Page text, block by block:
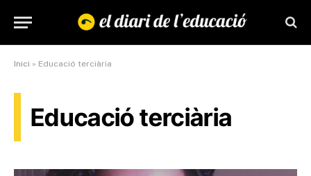
Inici » Educació terciària
Educació terciària